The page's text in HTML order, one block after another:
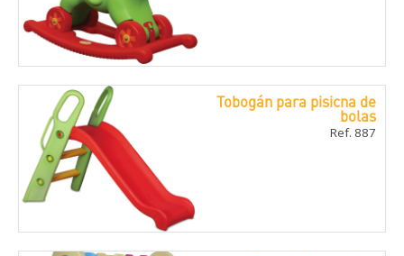
Tobogán para pisicna de
bolas
Ref. 887